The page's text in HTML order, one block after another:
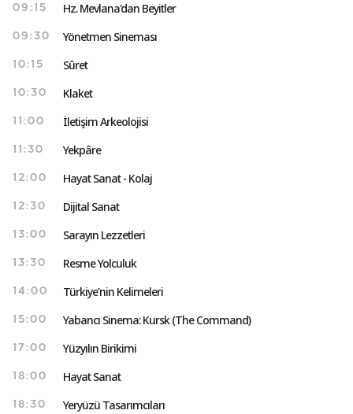
09:15 Hz. Mevlana'dan Beyitler
09:30 Yönetmen Sineması
10:15 Sûret
10:30 Klaket
11:00 İletişim Arkeolojisi
11:30 Yekpâre
12:00 Hayat Sanat - Kolaj
12:30 Dijital Sanat
13:00 Sarayın Lezzetleri
13:30 Resme Yolculuk
14:00 Türkiye'nin Kelimeleri
15:00 Yabancı Sinema: Kursk (The Command)
17:00 Yüzyılın Birikimi
18:00 Hayat Sanat
18:30 Yeryüzü Tasarımcıları